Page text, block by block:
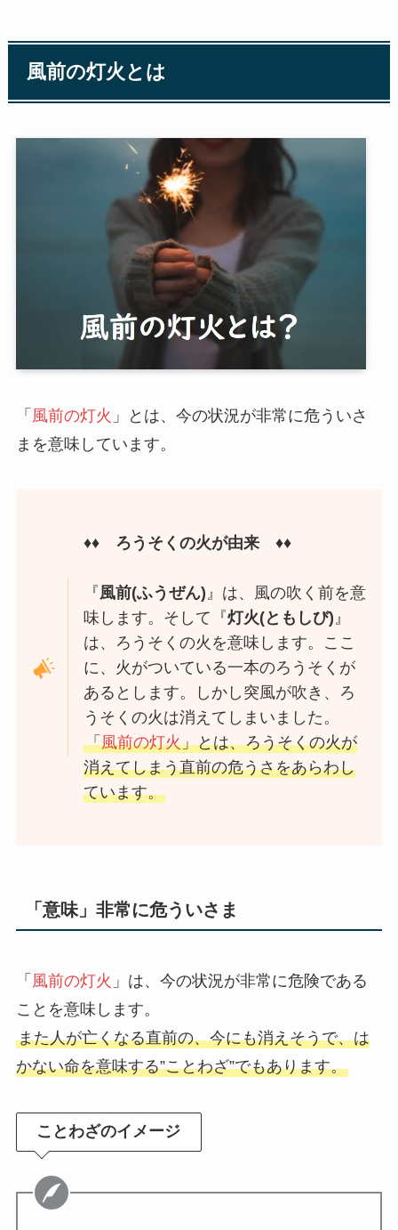
風前の灯火とは
「 風前の灯火 」とは、今の状況が非常に危ういさ
まを意味しています。
♦♦ ろうそくの火が由来 ♦♦
『風前(ふうぜん)』は、風の吹く前を意
味します。そして『灯火(ともしび)』
は、ろうそくの火を意味します。ここ
に、火がついている一本のろうそくが
あるとします。しかし突風が吹き、ろ
うそくの火は消えてしまいました。
「風前の灯火」とは、ろうそくの火が
消えてしまう直前の危うさをあらわし
ています。
「意味」非常に危ういさま
「 風前の灯火 」は、今の状況が非常に危険である
ことを意味します。
また人が亡くなる直前の、今にも消えそうで、は
かない命を意味する”ことわざ”でもあります。
ことわざのイメージ